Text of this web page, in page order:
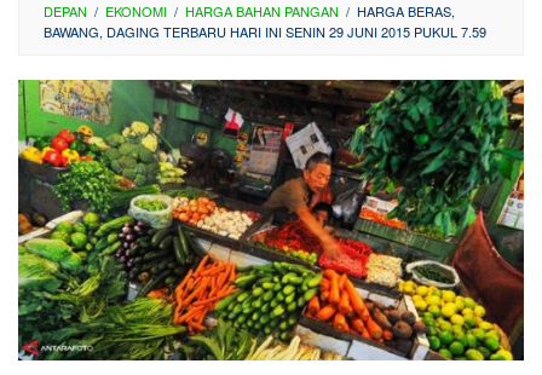
DEPAN / EKONOMI / HARGA BAHAN PANGAN / HARGA BERAS,
BAWANG, DAGING TERBARU HARI INI SENIN 29 JUNI 2015 PUKUL 7.59